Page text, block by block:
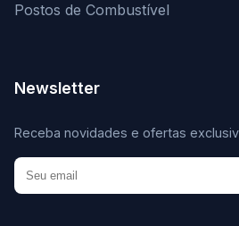
Postos de Combustível
Newsletter
Receba novidades e ofertas